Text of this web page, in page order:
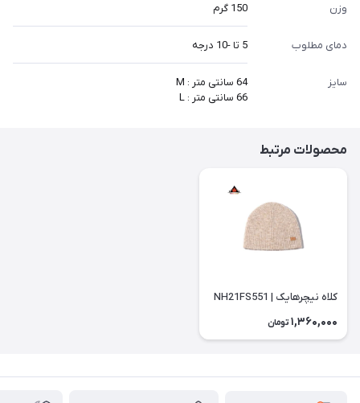
وزن 150 گرم
دمای مطلوب 5 تا -10 درجه
سایز
64 سانتی متر : M
66 سانتی متر : L
محصولات مرتبط
کلاه نیچرهایک | NH21FS551
1,360,000 تومان